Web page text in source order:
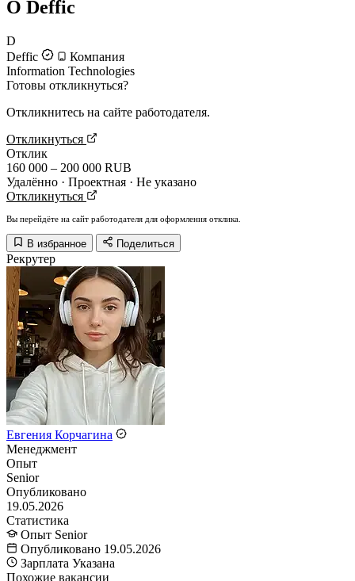
О Deffic
D
Deffic
Компания
Information Technologies
Готовы откликнуться?
Откликнитесь на сайте работодателя.
Откликнуться
Отклик
160 000 – 200 000 RUB
Удалённо · Проектная · Не указано
Откликнуться
Вы перейдёте на сайт работодателя для оформления отклика.
В избранное Поделиться
Рекрутер
Евгения Корчагина
Менеджмент
Опыт
Senior
Опубликовано
19.05.2026
Статистика
Опыт Senior
Опубликовано 19.05.2026
Зарплата Указана
Похожие вакансии